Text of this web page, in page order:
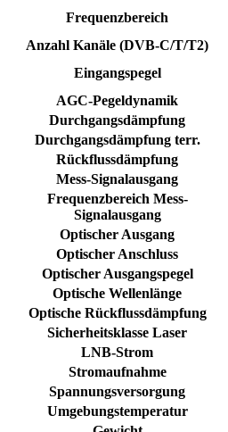
Frequenzbereich
Anzahl Kanäle (DVB-C/T/T2)
Eingangspegel
AGC-Pegeldynamik
Durchgangsdämpfung
Durchgangsdämpfung terr.
Rückflussdämpfung
Mess-Signalausgang
Frequenzbereich Mess-
Signalausgang
Optischer Ausgang
Optischer Anschluss
Optischer Ausgangspegel
Optische Wellenlänge
Optische Rückflussdämpfung
Sicherheitsklasse Laser
LNB-Strom
Stromaufnahme
Spannungsversorgung
Umgebungstemperatur